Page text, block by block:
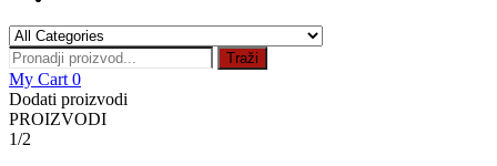
Traži
My Cart 0
Dodati proizvodi
PROIZVODI
1/2